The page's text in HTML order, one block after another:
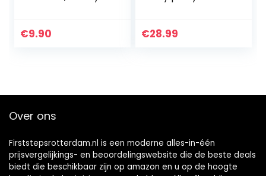
antislip, Ewa,
€9.90
toiletbril voor
€28.99
Over ons
Firststepsrotterdam.nl is een moderne alles-in-één
prijsvergelijkings- en beoordelingswebsite die de beste deals
biedt die beschikbaar zijn op amazon en u op de hoogte